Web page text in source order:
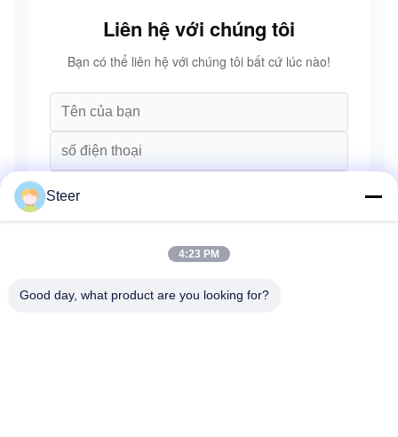
Liên hệ với chúng tôi
Bạn có thể liên hệ với chúng tôi bất cứ lúc nào!
Steer
4:23 PM
Good day, what product are you looking for?